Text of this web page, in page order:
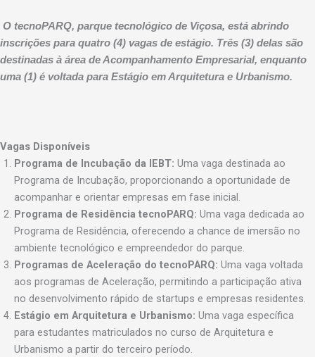
O tecnoPARQ, parque tecnológico de Viçosa, está abrindo
inscrições para quatro (4) vagas de estágio. Três (3) delas são
destinadas à área de Acompanhamento Empresarial, enquanto
uma (1) é voltada para Estágio em Arquitetura e Urbanismo.
Vagas Disponíveis
Programa de Incubação da IEBT: Uma vaga destinada ao
Programa de Incubação, proporcionando a oportunidade de
acompanhar e orientar empresas em fase inicial.
Programa de Residência tecnoPARQ: Uma vaga dedicada ao
Programa de Residência, oferecendo a chance de imersão no
ambiente tecnológico e empreendedor do parque.
Programas de Aceleração do tecnoPARQ: Uma vaga voltada
aos programas de Aceleração, permitindo a participação ativa
no desenvolvimento rápido de startups e empresas residentes.
Estágio em Arquitetura e Urbanismo: Uma vaga específica
para estudantes matriculados no curso de Arquitetura e
Urbanismo a partir do terceiro período.